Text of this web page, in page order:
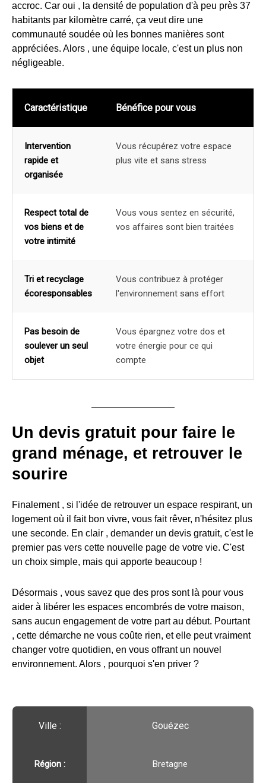
accroc. Car oui , la densité de population d'à peu près 37
habitants par kilomètre carré, ça veut dire une
communauté soudée où les bonnes manières sont
appréciées. Alors , une équipe locale, c'est un plus non
négligeable.
Caractéristique Bénéfice pour vous
Intervention
rapide et
organisée
Vous récupérez votre espace
plus vite et sans stress
Respect total de
vos biens et de
votre intimité
Vous vous sentez en sécurité,
vos affaires sont bien traitées
Tri et recyclage
écoresponsables
Vous contribuez à protéger
l'environnement sans effort
Pas besoin de
soulever un seul
objet
Vous épargnez votre dos et
votre énergie pour ce qui
compte
Un devis gratuit pour faire le
grand ménage, et retrouver le
sourire
Finalement , si l'idée de retrouver un espace respirant, un
logement où il fait bon vivre, vous fait rêver, n'hésitez plus
une seconde. En clair , demander un devis gratuit, c'est le
premier pas vers cette nouvelle page de votre vie. C'est
un choix simple, mais qui apporte beaucoup !
Désormais , vous savez que des pros sont là pour vous
aider à libérer les espaces encombrés de votre maison,
sans aucun engagement de votre part au début. Pourtant
, cette démarche ne vous coûte rien, et elle peut vraiment
changer votre quotidien, en vous offrant un nouvel
environnement. Alors , pourquoi s'en priver ?
Ville :️ Gouézec
Région :️ Bretagne